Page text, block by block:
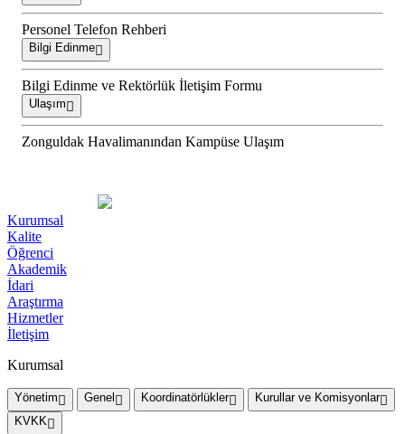
Personel Telefon Rehberi
Bilgi Edinme
Bilgi Edinme ve Rektörlük İletişim Formu
Ulaşım
Zonguldak Havalimanından Kampüse Ulaşım
Kurumsal
Kalite
Öğrenci
Akademik
İdari
Araştırma
Hizmetler
İletişim
Kurumsal
Yönetim Genel Koordinatörlükler
Kurullar ve Komisyonlar
KVKK